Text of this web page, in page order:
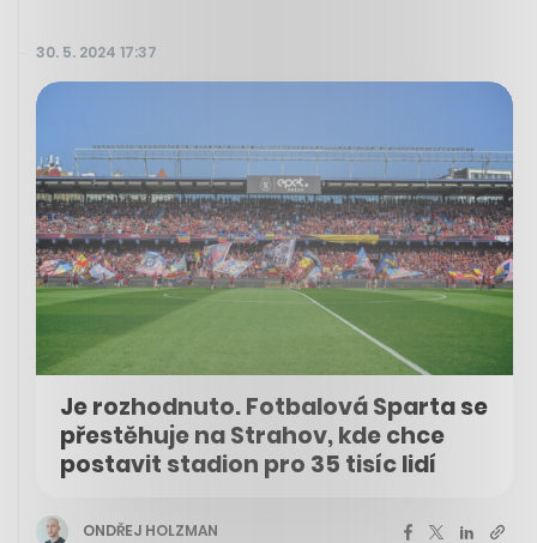
30. 5. 2024 17:37
Je rozhodnuto. Fotbalová Sparta se
přestěhuje na Strahov, kde chce
postavit stadion pro 35 tisíc lidí
ONDŘEJ HOLZMAN